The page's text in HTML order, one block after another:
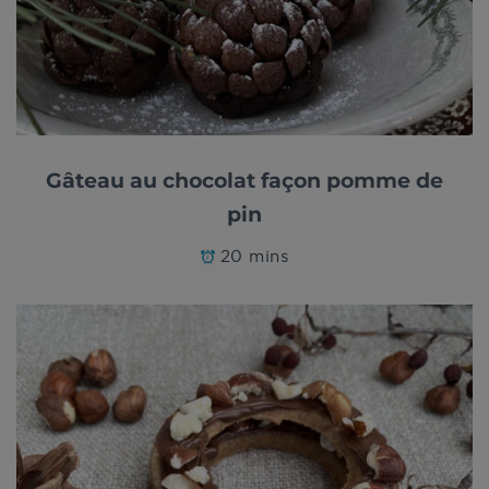
Gâteau au chocolat façon pomme de
pin
20 mins